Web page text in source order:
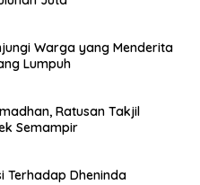
Warga yang Menderita
Lumpuh
Ratusan Takjil
Semampir
Terhadap Dheninda